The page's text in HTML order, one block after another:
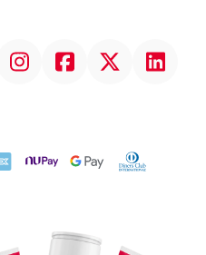
InstagramFacebook Linkedin
NuPay Google PayDiners Club